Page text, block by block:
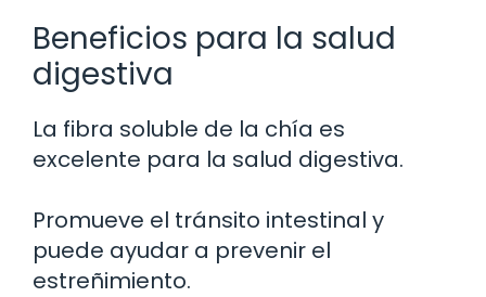
Beneficios para la salud
digestiva
La fibra soluble de la chía es
excelente para la salud digestiva.
Promueve el tránsito intestinal y
puede ayudar a prevenir el
estreñimiento.